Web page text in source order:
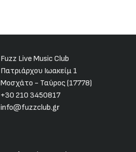
Fuzz Live Music Club
Πατριάρχου Ιωακείμ 1
Μοσχάτο - Ταύρος (17778)
+30 210 3450817
info@fuzzclub.gr